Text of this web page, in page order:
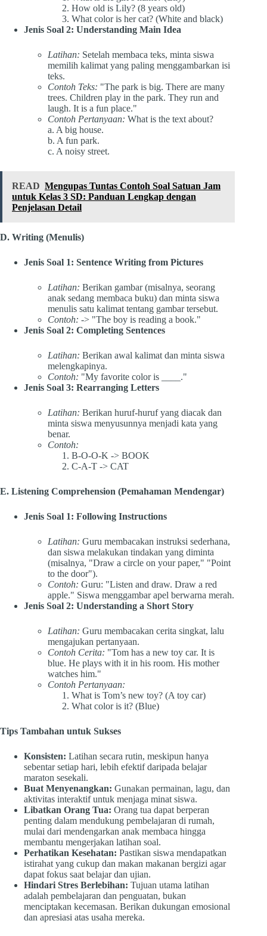
How old is Lily? (8 years old)
What color is her cat? (White and black)
Jenis Soal 2: Understanding Main Idea
Latihan: Setelah membaca teks, minta siswa
memilih kalimat yang paling menggambarkan isi
teks.
Contoh Teks: "The park is big. There are many
trees. Children play in the park. They run and
laugh. It is a fun place."
Contoh Pertanyaan: What is the text about?
a. A big house.
b. A fun park.
c. A noisy street.
READ Mengupas Tuntas Contoh Soal Satuan Jam
untuk Kelas 3 SD: Panduan Lengkap dengan
Penjelasan Detail
D. Writing (Menulis)
Jenis Soal 1: Sentence Writing from Pictures
Latihan: Berikan gambar (misalnya, seorang
anak sedang membaca buku) dan minta siswa
menulis satu kalimat tentang gambar tersebut.
Contoh: -> "The boy is reading a book."
Jenis Soal 2: Completing Sentences
Latihan: Berikan awal kalimat dan minta siswa
melengkapinya.
Contoh: "My favorite color is ____."
Jenis Soal 3: Rearranging Letters
Latihan: Berikan huruf-huruf yang diacak dan
minta siswa menyusunnya menjadi kata yang
benar.
Contoh:
B-O-O-K -> BOOK
C-A-T -> CAT
E. Listening Comprehension (Pemahaman Mendengar)
Jenis Soal 1: Following Instructions
Latihan: Guru membacakan instruksi sederhana,
dan siswa melakukan tindakan yang diminta
(misalnya, "Draw a circle on your paper," "Point
to the door").
Contoh: Guru: "Listen and draw. Draw a red
apple." Siswa menggambar apel berwarna merah.
Jenis Soal 2: Understanding a Short Story
Latihan: Guru membacakan cerita singkat, lalu
mengajukan pertanyaan.
Contoh Cerita: "Tom has a new toy car. It is
blue. He plays with it in his room. His mother
watches him."
Contoh Pertanyaan:
What is Tom’s new toy? (A toy car)
What color is it? (Blue)
Tips Tambahan untuk Sukses
Konsisten: Latihan secara rutin, meskipun hanya
sebentar setiap hari, lebih efektif daripada belajar
maraton sesekali.
Buat Menyenangkan: Gunakan permainan, lagu, dan
aktivitas interaktif untuk menjaga minat siswa.
Libatkan Orang Tua: Orang tua dapat berperan
penting dalam mendukung pembelajaran di rumah,
mulai dari mendengarkan anak membaca hingga
membantu mengerjakan latihan soal.
Perhatikan Kesehatan: Pastikan siswa mendapatkan
istirahat yang cukup dan makan makanan bergizi agar
dapat fokus saat belajar dan ujian.
Hindari Stres Berlebihan: Tujuan utama latihan
adalah pembelajaran dan penguatan, bukan
menciptakan kecemasan. Berikan dukungan emosional
dan apresiasi atas usaha mereka.